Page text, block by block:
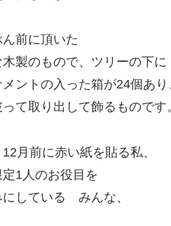
前に頂いた
製のもので、ツリーの下に
ントの入った箱が24個あり
て取り出して飾るものです
月前に赤い紙を貼る私、
1人のお役目を
にしている みんな、